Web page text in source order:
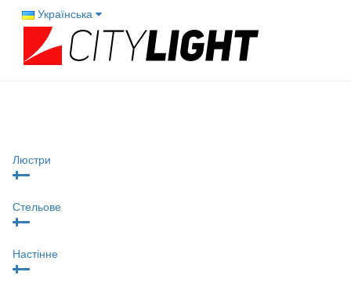
Українська
Люстри
Стельове
Настінне